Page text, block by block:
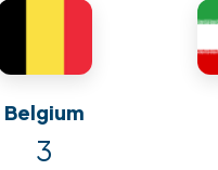
Belgium
3